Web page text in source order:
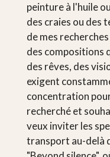
peinture à l'huile
des craies ou des
de mes
des compositions
des rêves, des
exigent
concentration
recherché et
veux inviter les
transport au-delà